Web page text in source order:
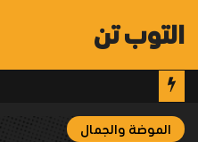
التوب تن
الموضة والجمال